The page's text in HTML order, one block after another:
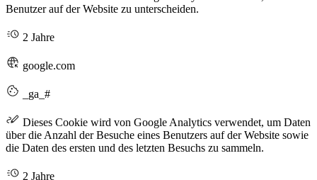
Benutzer auf der Website zu unterscheiden.
2 Jahre
google.com
_ga_#
Dieses Cookie wird von Google Analytics verwendet, um Daten
über die Anzahl der Besuche eines Benutzers auf der Website sowie
die Daten des ersten und des letzten Besuchs zu sammeln.
2 Jahre